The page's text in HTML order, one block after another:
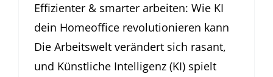
Effizienter & smarter arbeiten: Wie KI
dein Homeoffice revolutionieren kann
Die Arbeitswelt verändert sich rasant,
und Künstliche Intelligenz (KI) spielt